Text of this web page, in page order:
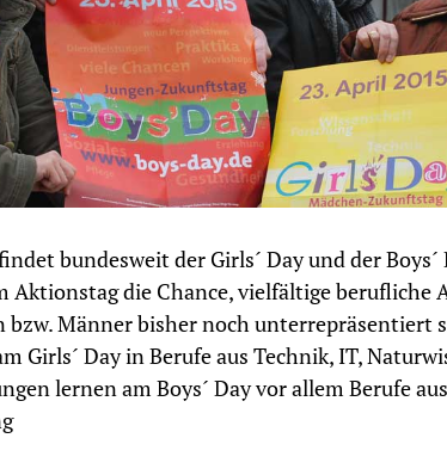
bundesweit der Girls´ Day und der
Aktionstag die Chance, vielfältige berufliche
bzw. Männer bisher noch unterrepräsentiert
Girls´ Day in Berufe aus Technik, IT,
lernen am Boys´ Day vor allem Berufe